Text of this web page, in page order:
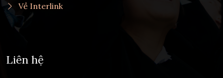
Về Interlink
Liên hệ